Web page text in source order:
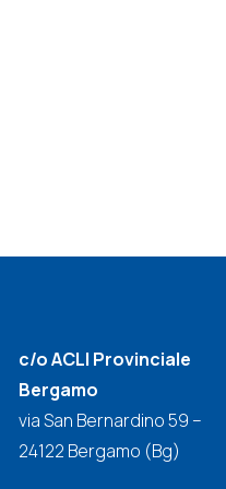
c/o ACLI Provinciale
Bergamo
via San Bernardino 59 –
24122 Bergamo (Bg)